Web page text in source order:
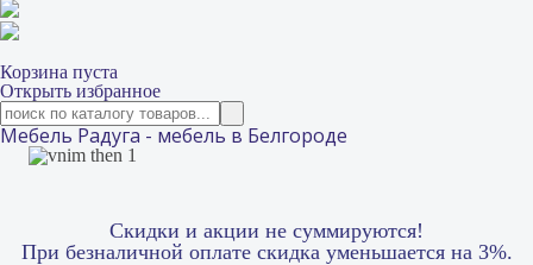
Корзина пуста
Открыть избранное
Мебель Радуга - мебель в Белгороде
Скидки и акции не суммируются!
При безналичной оплате скидка уменьшается на 3%.